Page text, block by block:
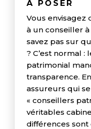
À POSER
Vous envisagez
à un conseiller
savez pas sur
? C’est normal
patrimonial
transparence.
assureurs qui
« conseillers
véritables
différences sont